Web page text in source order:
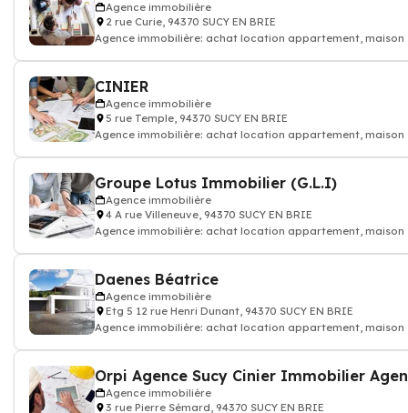
Agence immobilière
2 rue Curie, 94370 SUCY EN BRIE
Agence immobilière: achat location appartement, maison
CINIER
Agence immobilière
5 rue Temple, 94370 SUCY EN BRIE
Agence immobilière: achat location appartement, maison
Groupe Lotus Immobilier (G.L.I)
Agence immobilière
4 A rue Villeneuve, 94370 SUCY EN BRIE
Agence immobilière: achat location appartement, maison
Daenes Béatrice
Agence immobilière
Etg 5 12 rue Henri Dunant, 94370 SUCY EN BRIE
Agence immobilière: achat location appartement, maison
Orpi Agence Sucy Cinier Immobilier
Agence immobilière
3 rue Pierre Sémard, 94370 SUCY EN BRIE